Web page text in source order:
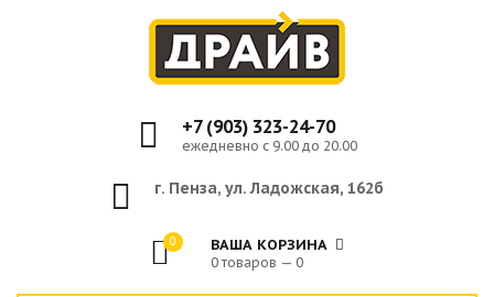
+7 (903) 323-24-70
ежедневно с 9.00 до 20.00
г. Пенза, ул. Ладожская, 162б
0 ВАША КОРЗИНА
0 товаров — 0